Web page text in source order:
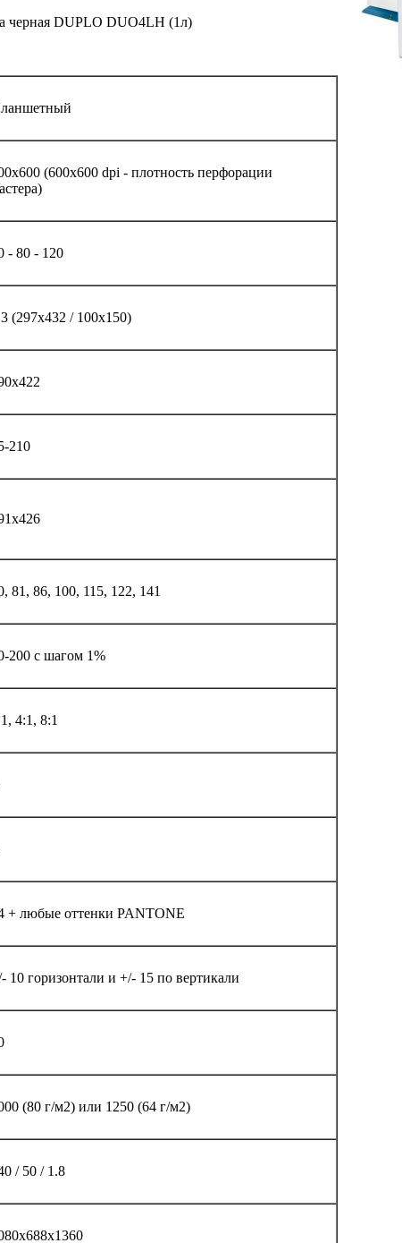
чеpная DUPLO DUO4LH (1л)
(600x600 dpi - плотность перфорации
- 80 - 120
(297х432 / 100х150)
210
81, 86, 100, 115, 122, 141
200 с шагом 1%
4:1, 8:1
+ любые оттенки PANTONE
10 горизонтали и +/- 15 по вертикали
(80 г/м2) или 1250 (64 г/м2)
/ 50 / 1.8